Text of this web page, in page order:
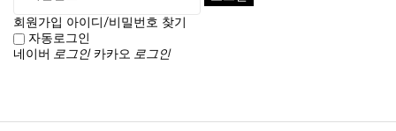
회원가입 아이디/비밀번호 찾기
자동로그인
네이버 로그인 카카오 로그인